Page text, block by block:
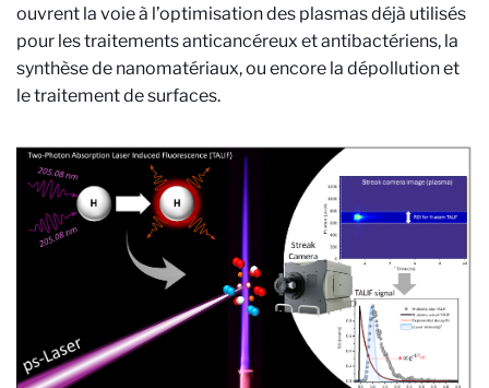
ouvrent la voie à l’optimisation des plasmas déjà utilisés
pour les traitements anticancéreux et antibactériens, la
synthèse de nanomatériaux, ou encore la dépollution et
le traitement de surfaces.